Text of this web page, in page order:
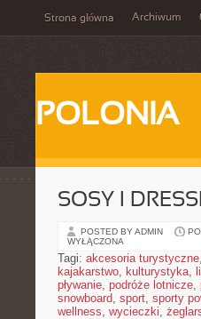
Strona główna Archiwum
POLONIA
SOSY I
POSTED BY ADMIN
WYŁĄCZONA
Tagi: akcesoria turystyczne,
kajakarstwo, kulturystyka,
pływanie, podróże lotnicze,
snowboard, sport, sporty
wellness, wycieczki,